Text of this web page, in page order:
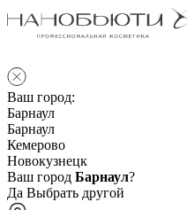
Ваш город:
Барнаул
Барнаул
Кемерово
Новокузнецк
Ваш город Барнаул?
Да Выбрать другой